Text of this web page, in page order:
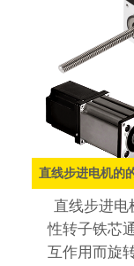
直线步进电机的
直线步进电
性转子铁芯
互作用而旋